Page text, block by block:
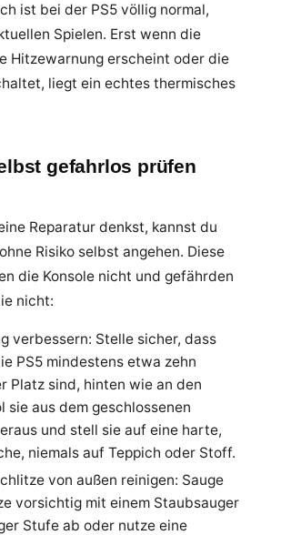
ist bei der PS5 völlig normal,
Spielen. Erst wenn die
Hitzewarnung erscheint oder die
liegt ein echtes thermisches
gefahrlos prüfen
Reparatur denkst, kannst du
Risiko selbst angehen. Diese
die Konsole nicht und gefährden
nicht:
verbessern: Stelle sicher, dass
PS5 mindestens etwa zehn
Platz sind, hinten wie an den
sie aus dem geschlossenen
und stell sie auf eine harte,
niemals auf Teppich oder Stoff.
von außen reinigen: Sauge
vorsichtig mit einem Staubsauger
Stufe ab oder nutze eine